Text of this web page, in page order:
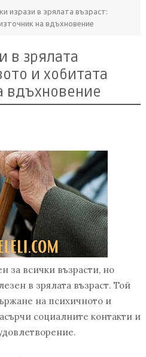
изрази в зрялата възраст:
на вдъхновение
в зрялата
и хобитата
вдъхновение
за всички възрасти, но
в зрялата възраст. Той
на психичното и
социалните контакти и